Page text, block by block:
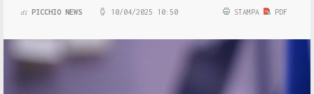
di PICCHIO NEWS 10/04/2025 10:50 STAMPA PDF